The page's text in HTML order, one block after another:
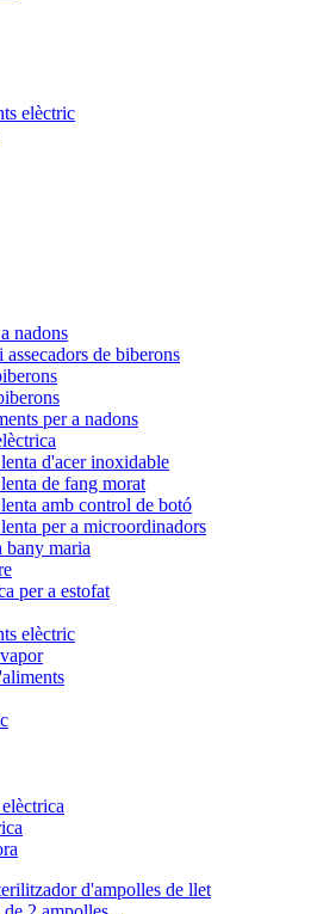
elèctric
nadons
de biberons
per a nadons
d'acer inoxidable
de fang morat
amb control de botó
per a microordinadors
bany maria
per a estofat
elèctric